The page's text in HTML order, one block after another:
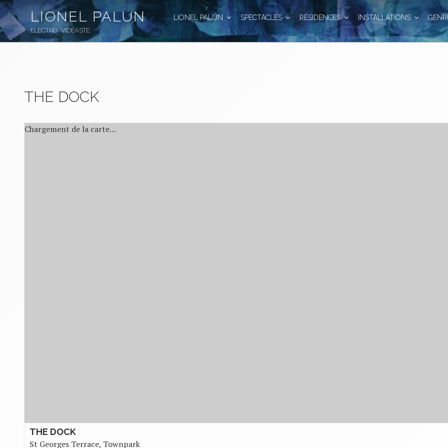
Aller
au
contenu
principal
LIONEL PALUN
ELECTRO-VIDÉASTE
LIONEL PALUN SPECTACLES RÉSIDENCES INSTALLATIONS
THE DOCK
Chargement de la carte…
THE DOCK
St Georges Terrace, Townpark